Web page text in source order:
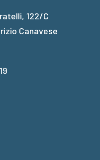
122/C
Canavese